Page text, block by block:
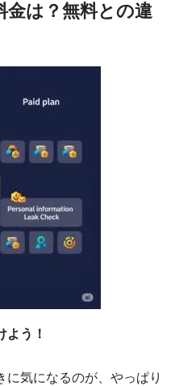
金は？無料との違
よう！
に気になるのが、やっぱり